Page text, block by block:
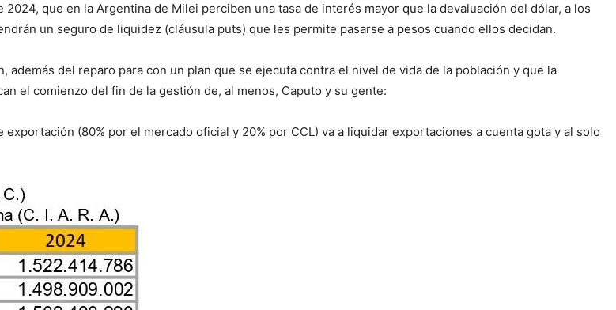
que en la Argentina de Milei perciben una tasa de interés mayor que la devaluación del dólar, a los
un seguro de liquidez (cláusula puts) que les permite pasarse a pesos cuando ellos decidan.
del reparo para con un plan que se ejecuta contra el nivel de vida de la población y que la
el comienzo del fin de la gestión de, al menos, Caputo y su gente:
(80% por el mercado oficial y 20% por CCL) va a liquidar exportaciones a cuenta gota y al solo